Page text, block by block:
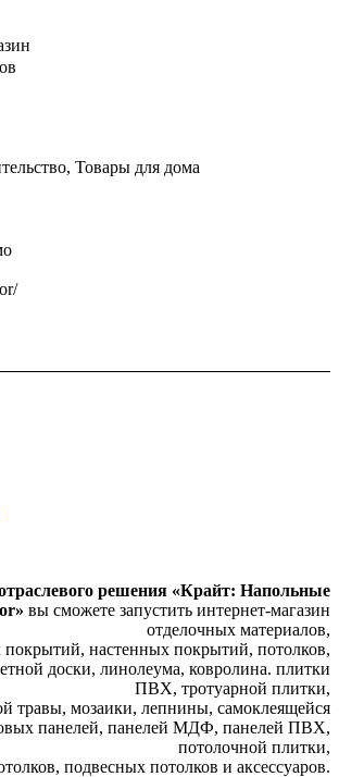
Товары для дома
решения «Крайт: Напольные
вы сможете запустить интернет-магазин
отделочных материалов,
настенных покрытий, потолков,
доски, линолеума, ковролина. плитки
ПВХ, тротуарной плитки,
травы, мозаики, лепнины, самоклеящейся
панелей, панелей МДФ, панелей ПВХ,
потолочной плитки,
подвесных потолков и аксессуаров.